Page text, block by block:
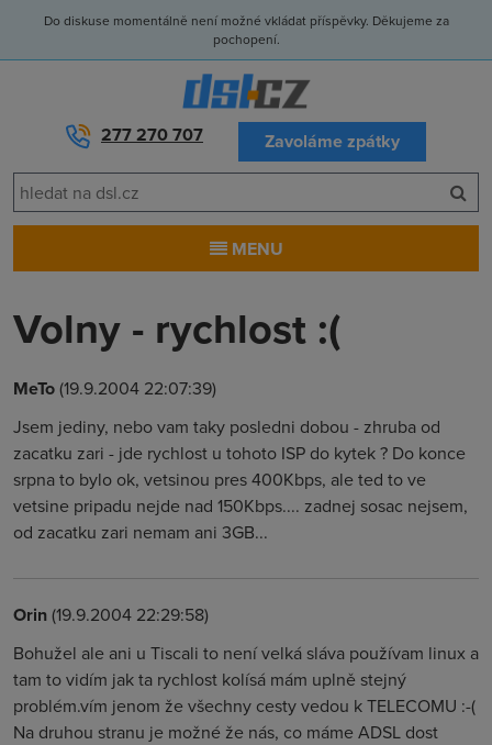
Do diskuse momentálně není možné vkládat příspěvky. Děkujeme za
pochopení.
277 270 707 Zavoláme zpátky
MENU
Volny - rychlost :(
MeTo(19.9.2004 22:07:39)
Jsem jediny, nebo vam taky posledni dobou - zhruba od
zacatku zari - jde rychlost u tohoto ISP do kytek ? Do konce
srpna to bylo ok, vetsinou pres 400Kbps, ale ted to ve
vetsine pripadu nejde nad 150Kbps.... zadnej sosac nejsem,
od zacatku zari nemam ani 3GB...
Orin(19.9.2004 22:29:58)
Bohužel ale ani u Tiscali to není velká sláva používam linux a
tam to vidím jak ta rychlost kolísá mám uplně stejný
problém.vím jenom že všechny cesty vedou k TELECOMU :-(
Na druhou stranu je možné že nás, co máme ADSL dost